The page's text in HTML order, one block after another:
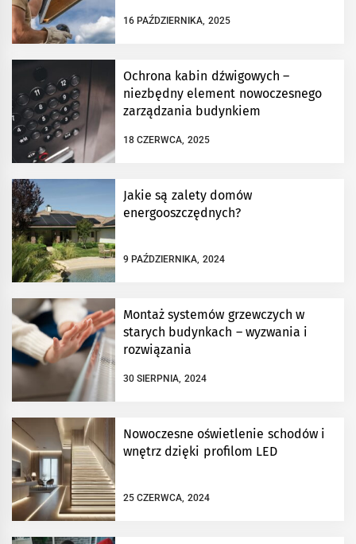
16 PAŹDZIERNIKA, 2025
Ochrona kabin dźwigowych –
niezbędny element nowoczesnego
zarządzania budynkiem
18 CZERWCA, 2025
Jakie są zalety domów
energooszczędnych?
9 PAŹDZIERNIKA, 2024
Montaż systemów grzewczych w
starych budynkach – wyzwania i
rozwiązania
30 SIERPNIA, 2024
Nowoczesne oświetlenie schodów i
wnętrz dzięki profilom LED
25 CZERWCA, 2024